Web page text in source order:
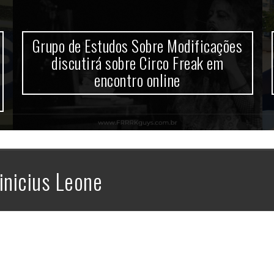
Grupo de Estudos Sobre Modificações
discutirá sobre Circo Freak em
encontro online
Leone